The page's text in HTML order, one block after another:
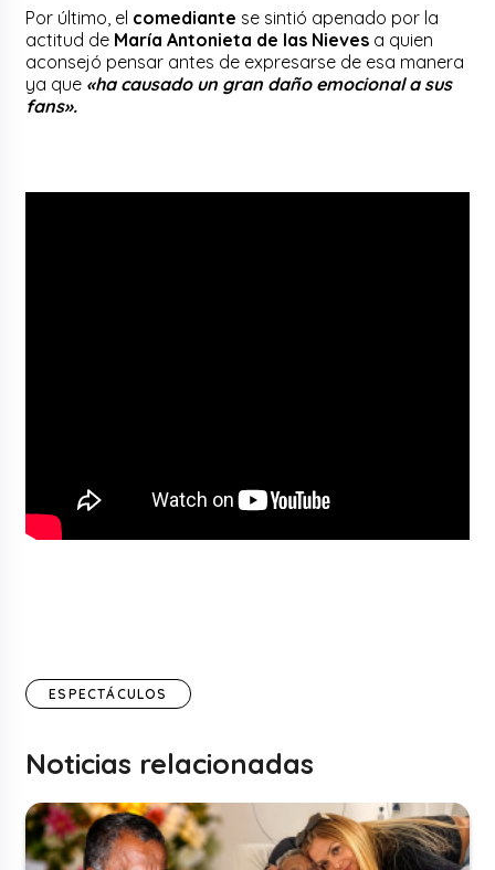
Por último, el comediante se sintió apenado por la
actitud de María Antonieta de las Nieves a quien
aconsejó pensar antes de expresarse de esa manera
ya que «ha causado un gran daño emocional a sus
fans».
ESPECTÁCULOS
Noticias relacionadas